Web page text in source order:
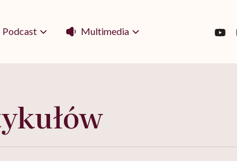
Podcast Multimedia